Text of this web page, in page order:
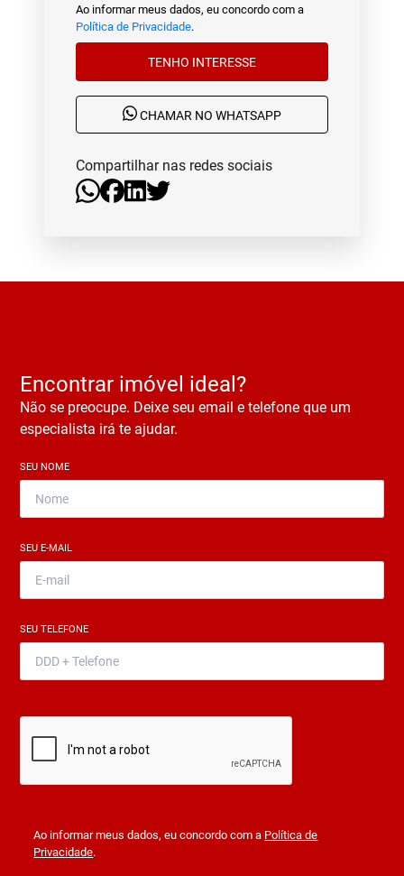
Ao informar meus dados, eu concordo com a
Política de Privacidade.
TENHO INTERESSE
CHAMAR NO WHATSAPP
Compartilhar nas redes sociais
Encontrar imóvel ideal?
Não se preocupe. Deixe seu email e telefone que um
especialista irá te ajudar.
SEU NOME
SEU E-MAIL
SEU TELEFONE
Ao informar meus dados, eu concordo com a Política de
Privacidade.